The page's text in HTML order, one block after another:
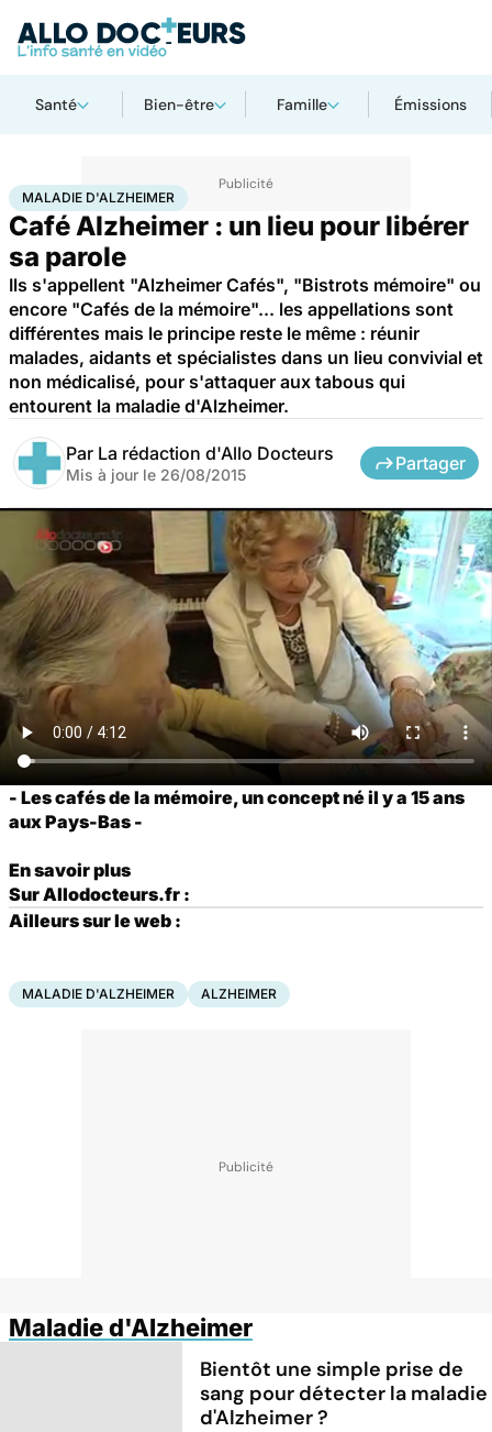
Santé Bien-être Famille Émissions
AccueilSantéMaladiesMaladie d'Alzheimer
MALADIE D'ALZHEIMER
Café Alzheimer : un lieu pour libérer
sa parole
Ils s'appellent "Alzheimer Cafés", "Bistrots mémoire" ou
encore "Cafés de la mémoire"... les appellations sont
différentes mais le principe reste le même : réunir
malades, aidants et spécialistes dans un lieu convivial et
non médicalisé, pour s'attaquer aux tabous qui
entourent la maladie d'Alzheimer.
Par La rédaction d'Allo Docteurs
Mis à jour le 26/08/2015
Partager
- Les cafés de la mémoire, un concept né il y a 15 ans
aux Pays-Bas -
En savoir plus
Sur Allodocteurs.fr :
Ailleurs sur le web :
MALADIE D'ALZHEIMER ALZHEIMER
Maladie d'Alzheimer
Bientôt une simple prise de
sang pour détecter la maladie
d'Alzheimer ?